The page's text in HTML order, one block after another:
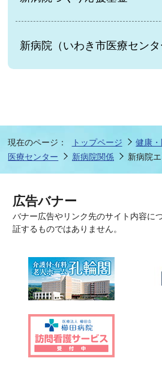
新病院（いわき市医療セン
現在のページ： トップページ
健康
医療センター
新病院関係 新病院
広告バナー
バナー広告やリンク先のサイト内容に
証するものではありません。